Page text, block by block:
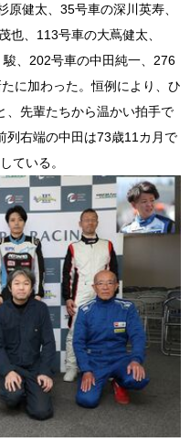
健太、35号車の深川英寿、
也、113号車の大蔦健太、
、202号車の中田純一、276
に加わった。恒例により、ひ
、先輩たちから温かい拍手で
列右端の中田は73歳11カ月で
ている。